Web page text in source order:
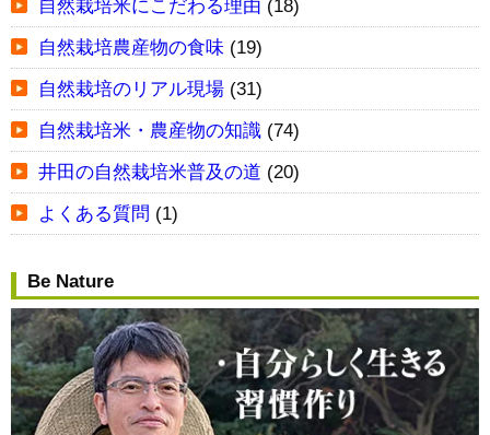
自然栽培米にこだわる理由 (18)
自然栽培農産物の食味 (19)
自然栽培のリアル現場 (31)
自然栽培米・農産物の知識 (74)
井田の自然栽培米普及の道 (20)
よくある質問 (1)
Be Nature